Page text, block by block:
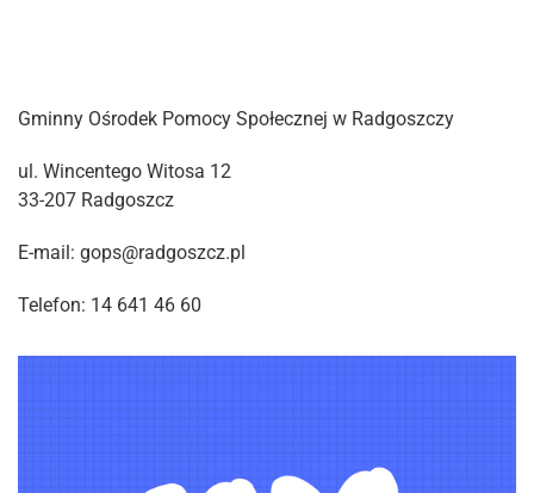
Gminny Ośrodek Pomocy Społecznej w Radgoszczy
ul. Wincentego Witosa 12
33-207 Radgoszcz
E-mail: gops@radgoszcz.pl
Telefon: 14 641 46 60